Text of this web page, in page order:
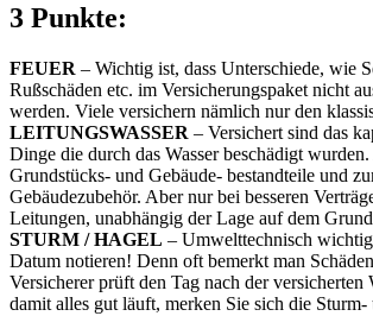
3 Punkte:
FEUER – Wichtig ist, dass Unterschiede, wie
Rußschäden etc. im Versicherungspaket nicht
werden. Viele versichern nämlich nur den
LEITUNGSWASSER – Versichert sind das
Dinge die durch das Wasser beschädigt
Grundstücks- und Gebäude- bestandteile und
Gebäudezubehör. Aber nur bei besseren
Leitungen, unabhängig der Lage auf dem
STURM / HAGEL – Umwelttechnisch
Datum notieren! Denn oft bemerkt man
Versicherer prüft den Tag nach der versicherten
damit alles gut läuft, merken Sie sich die Sturm-